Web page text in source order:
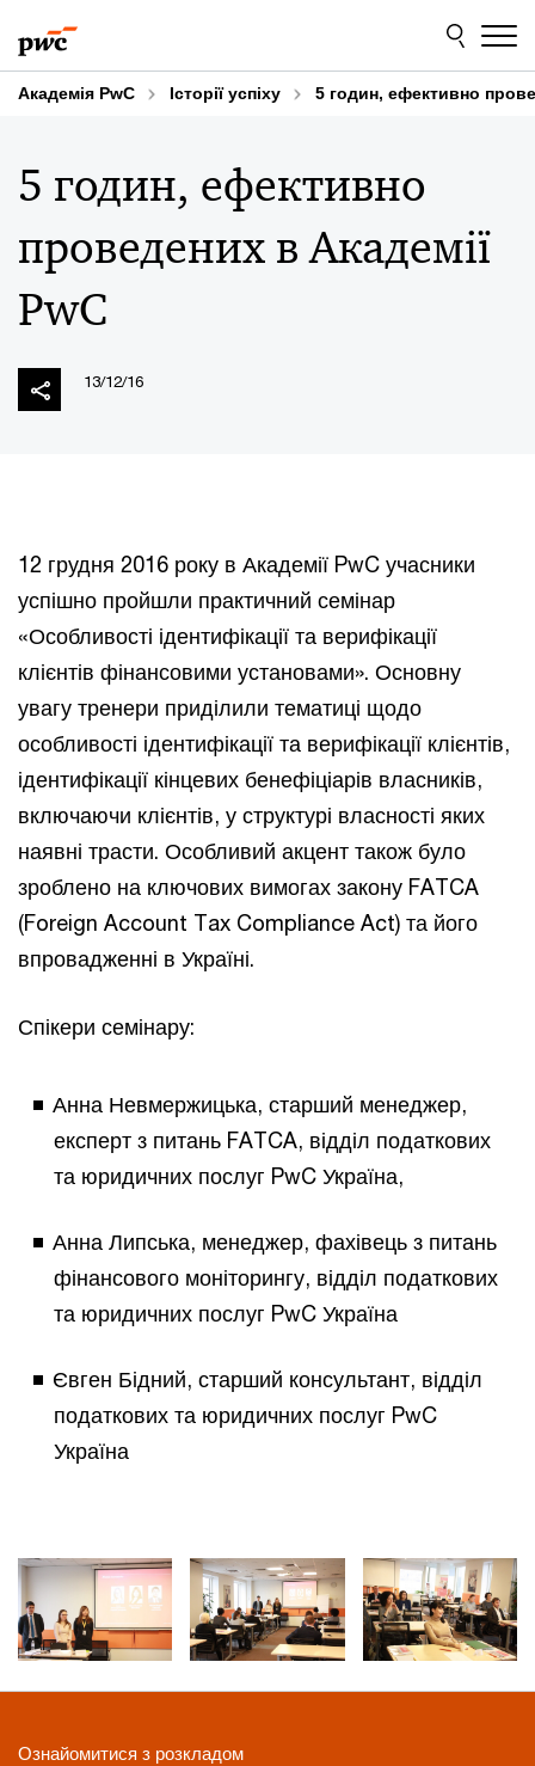
to
content
to
footer
Академія PwC Історії успіху 5 годин, ефективно
5 годин, ефективно
проведених в Академії
PwC
13/12/16
12 грудня 2016 року в Академії PwC учасники
успішно пройшли практичний семінар
«Особливості ідентифікації та верифікації
клієнтів фінансовими установами». Основну
увагу тренери приділили тематиці щодо
особливості ідентифікації та верифікації клієнтів,
ідентифікації кінцевих бенефіціарів власників,
включаючи клієнтів, у структурі власності яких
наявні трасти. Особливий акцент також було
зроблено на ключових вимогах закону FATCA
(Foreign Account Tax Compliance Act) та його
впровадженні в Україні.
Спікери семінару:
Анна Невмержицька, старший менеджер,
експерт з питань FATCA, відділ податкових
та юридичних послуг PwC Україна,
Анна Липська, менеджер, фахівець з питань
фінансового моніторингу, відділ податкових
та юридичних послуг PwC Україна
Євген Бідний, старший консультант, відділ
податкових та юридичних послуг PwC
Україна
Ознайомитися з розкладом